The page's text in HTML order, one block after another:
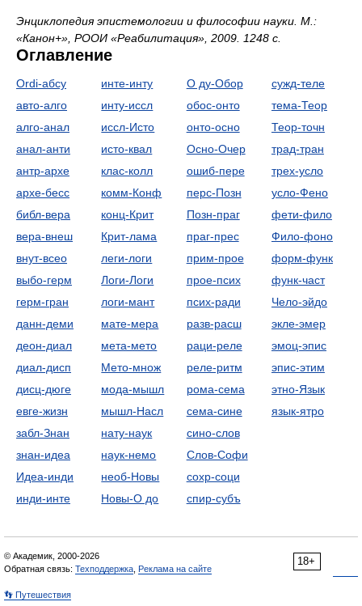
Энциклопедия эпистемологии и философии науки. М.:
«Канон+», РООИ «Реабилитация», 2009. 1248 с.
Оглавление
Ordi-абсу
авто-алго
алго-анал
анал-анти
антр-архе
архе-бесс
библ-вера
вера-внеш
внут-всео
выбо-герм
герм-гран
данн-деми
деон-диал
диал-дисп
дисц-дюге
евге-жизн
забл-Знан
знан-идеа
Идеа-инди
инди-инте
инте-инту
инту-иссл
иссл-Исто
исто-квал
клас-колл
комм-Конф
конц-Крит
Крит-лама
леги-логи
Логи-Логи
логи-мант
мате-мера
мета-мето
Мето-множ
мода-мышл
мышл-Насл
нату-наук
наук-немо
необ-Новы
Новы-О до
О ду-Обор
обос-онто
онто-осно
Осно-Очер
ошиб-пере
перс-Позн
Позн-праг
праг-прес
прим-прое
прое-псих
псих-ради
разв-расш
раци-реле
реле-ритм
рома-сема
сема-сине
сино-слов
Слов-Софи
сохр-соци
спир-субъ
сужд-теле
тема-Теор
Теор-точн
трад-тран
трех-усло
усло-Фено
фети-фило
Фило-фоно
форм-функ
функ-част
Чело-эйдо
экле-эмер
эмоц-эпис
эпис-этим
этно-Язык
язык-ятро
18+
© Академик, 2000-2026
Обратная связь: Техподдержка Реклама на сайте
👣 Путешествия